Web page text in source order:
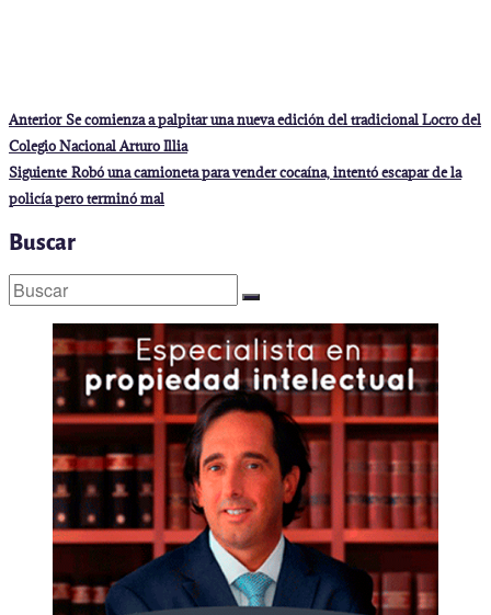
Navegación
de
entradas
Anterior Entrada
Se comienza a palpitar una nueva edición del tradicional Locro del
Colegio Nacional Arturo Illia
Siguiente Entrada
Robó una camioneta para vender cocaína, intentó escapar de la
policía pero terminó mal
Buscar
Buscar